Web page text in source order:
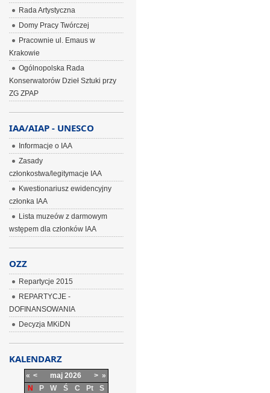
Rada Artystyczna
Domy Pracy Twórczej
Pracownie ul. Emaus w
Krakowie
Ogólnopolska Rada
Konserwatorów Dzieł Sztuki przy
ZG ZPAP
IAA/AIAP - UNESCO
Informacje o IAA
Zasady
członkostwa/legitymacje IAA
Kwestionariusz ewidencyjny
członka IAA
Lista muzeów z darmowym
wstępem dla członków IAA
OZZ
Repartycje 2015
REPARTYCJE -
DOFINANSOWANIA
Decyzja MKiDN
KALENDARZ
« < maj 2026 > »
N
P W Ś C Pt
S